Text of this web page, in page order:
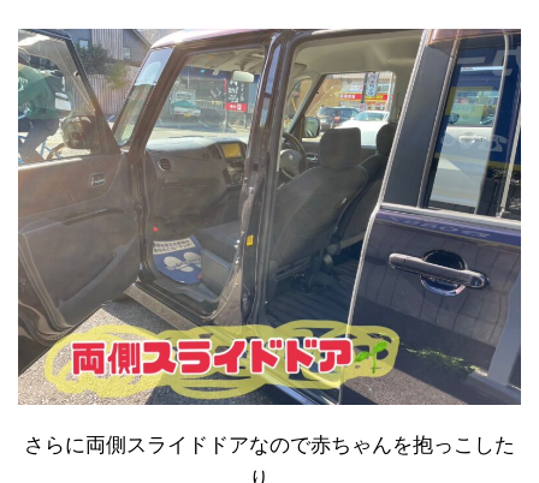
さらに両側スライドドアなので赤ちゃんを抱っこした